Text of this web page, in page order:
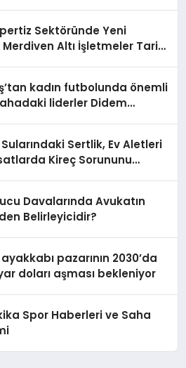
Sektöründe Yeni
Merdiven Altı İşletmeler Tarih
kadın futbolunda önemli
liderler Didem
Sertlik, Ev Aletleri
Kireç Sorununu
Davalarında Avukatın
Belirleyicidir?
pazarının 2030’da
doları aşması bekleniyor
Spor Haberleri ve Saha